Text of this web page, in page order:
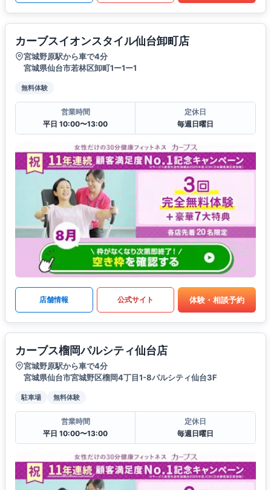
カーブスイオンスタイル仙台卸町店
宮城野原駅から車で4分
宮城県仙台市若林区卸町1ー1ー1
無料体験
営業時間
平日 10:00〜13:00
定休日
毎週日曜日
店舗情報 公式サイト 体験・相談予約
カーブス榴岡パルシティ仙台店
宮城野原駅から車で4分
宮城県仙台市宮城野区榴岡4丁目1-8パルシティ仙台3F
駐車場 無料体験
営業時間
平日 10:00〜13:00
定休日
毎週日曜日